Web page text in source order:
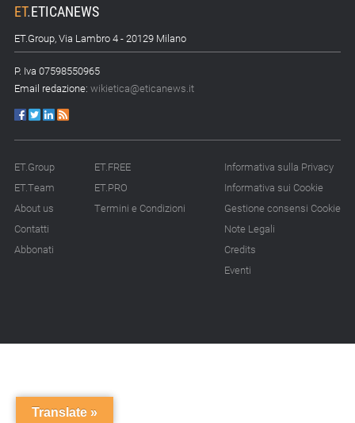
ET.ETICANEWS
ET.Group, Via Lambro 4 - 20129 Milano
P. Iva 07598550965
Email redazione: wikietica@eticanews.it
ET.Group
ET.Team
About us
Contatti
Abbonati
ET.FREE
ET.PRO
Termini e Condizioni
Informativa sulla Privacy
Informativa sui Cookie
Gestione consensi Cookie
Note Legali
Credits
Eventi
Translate »